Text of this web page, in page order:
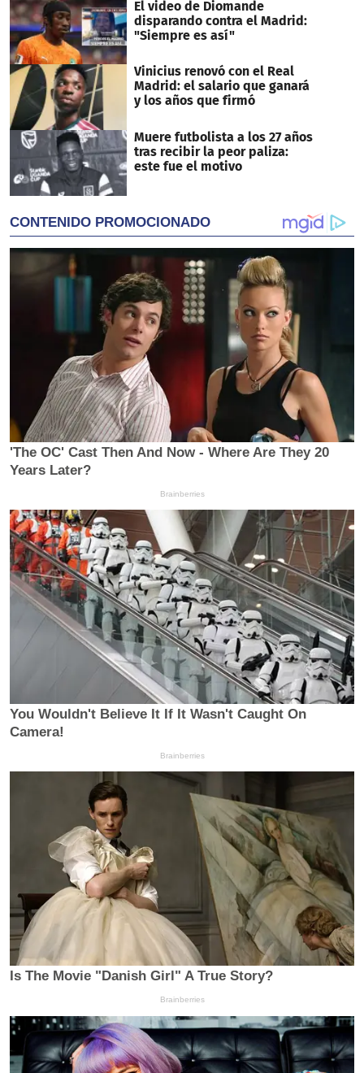
El video de Diomande
disparando contra el Madrid:
"Siempre es así"
Vinicius renovó con el Real
Madrid: el salario que ganará
y los años que firmó
Muere futbolista a los 27 años
tras recibir la peor paliza:
este fue el motivo